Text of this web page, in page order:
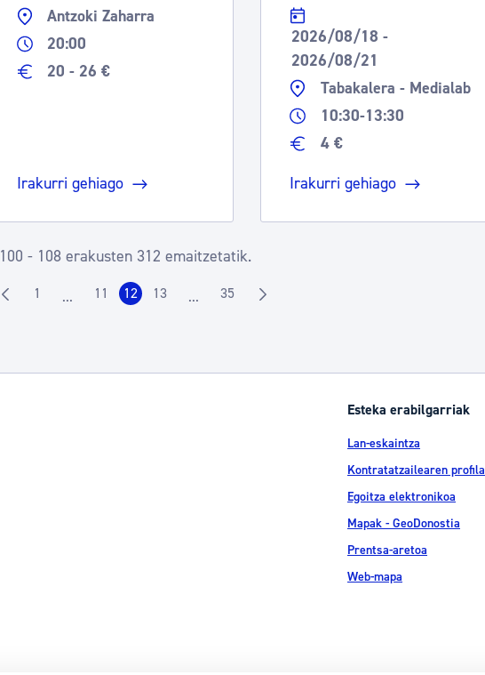
Antzoki Zaharra
20:00
20 - 26 €
Irakurri gehiago
2026/08/18 -
2026/08/21
Tabakalera - Medialab
10:30-13:30
4 €
Irakurri gehiago
100 - 108 erakusten 312 emaitzetatik.
Orrialdea
1 ...Intermediate Pages Use TAB to navigate.
Orrialdea
11 Orrialdea
12 Orrialdea
13 ...Intermediate Pages Use TAB to navigate.
Orrialdea
35
Esteka erabilgarriak
Lan-eskaintza
Kontratatzailearen profila
Egoitza elektronikoa
Mapak - GeoDonostia
Prentsa-aretoa
Web-mapa